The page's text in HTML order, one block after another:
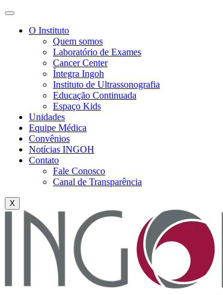
O Instituto
Quem somos
Laboratório de Exames
Cancer Center
Íntegra Ingoh
Instituto de Ultrassonografia
Educação Continuada
Espaço Kids
Unidades
Equipe Médica
Convênios
Notícias INGOH
Contato
Fale Conosco
Canal de Transparência
X